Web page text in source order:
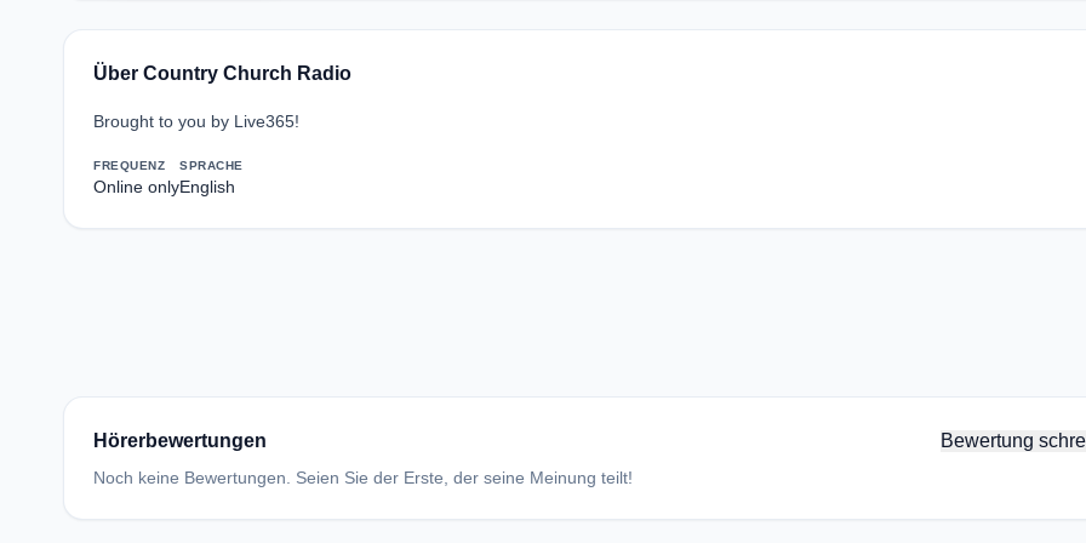
Über Country Church Radio
Brought to you by Live365!
FREQUENZ
Online only
SPRACHE
English
Hörerbewertungen Bewertung
Noch keine Bewertungen. Seien Sie der Erste, der seine Meinung teilt!